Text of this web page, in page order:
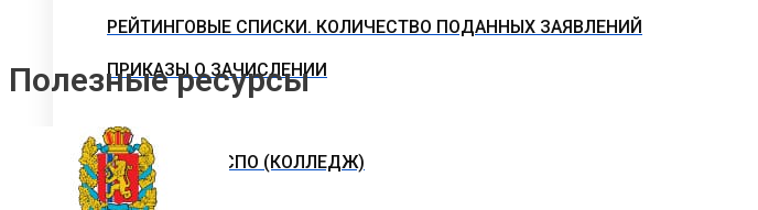
РЕЙТИНГОВЫЕ СПИСКИ. КОЛИЧЕСТВО ПОДАННЫХ ЗАЯВЛЕНИЙ
ПРИКАЗЫ О ЗАЧИСЛЕНИИ
ПРОГРАММЫ СПО (КОЛЛЕДЖ)
Полезные ресурсы